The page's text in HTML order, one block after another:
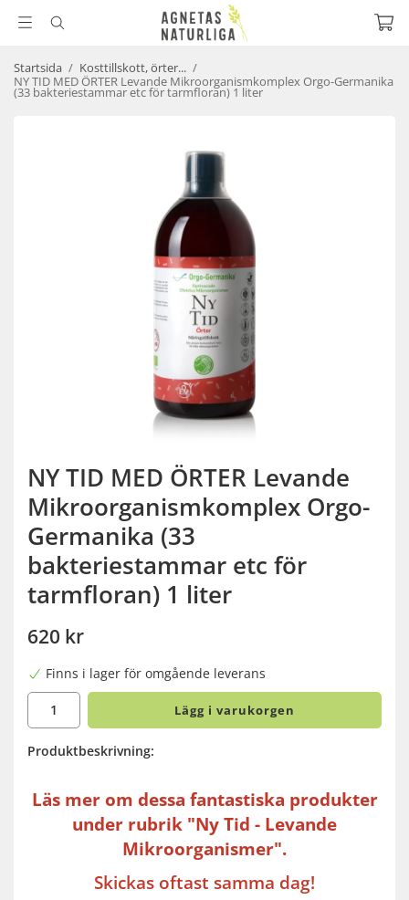
Startsida / Kosttillskott, örter... /
NY TID MED ÖRTER Levande Mikroorganismkomplex Orgo-Germanika
(33 bakteriestammar etc för tarmfloran) 1 liter
NY TID MED ÖRTER Levande
Mikroorganismkomplex Orgo-
Germanika (33
bakteriestammar etc för
tarmfloran) 1 liter
620 kr
Finns i lager för omgående leverans
Lägg i varukorgen
Produktbeskrivning:
Läs mer om dessa fantastiska produkter
under rubrik "Ny Tid - Levande
Mikroorganismer".
Skickas oftast samma dag!